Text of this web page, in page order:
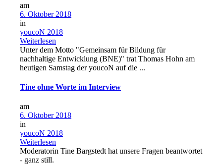
am
6. Oktober 2018
in
youcoN 2018
Weiterlesen
Unter dem Motto "Gemeinsam für Bildung für
nachhaltige Entwicklung (BNE)" trat Thomas Hohn am
heutigen Samstag der youcoN auf die ...
Tine ohne Worte im Interview
am
6. Oktober 2018
in
youcoN 2018
Weiterlesen
Moderatorin Tine Bargstedt hat unsere Fragen beantwortet
- ganz still.